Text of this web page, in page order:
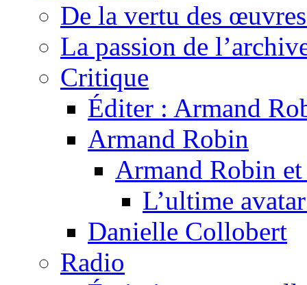
De la vertu des
La passion de
Critique
Éditer : Armand
Armand Robin
Armand Robin
L’ultime
Danielle Collobert
Radio